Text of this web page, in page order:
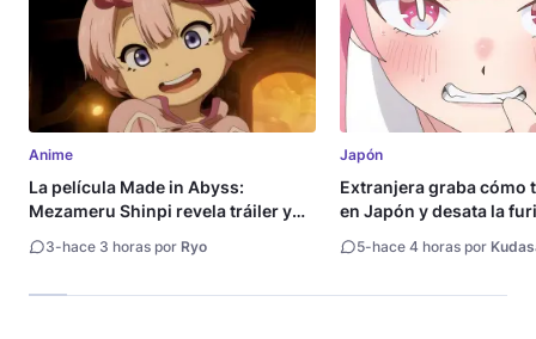
Anime
La película Made in Abyss:
Mezameru Shinpi revela tráiler y
3-hace 3 horas por Ryo
Japón
Extranjera graba cómo
en Japón y desata la
5-hace 4 horas por